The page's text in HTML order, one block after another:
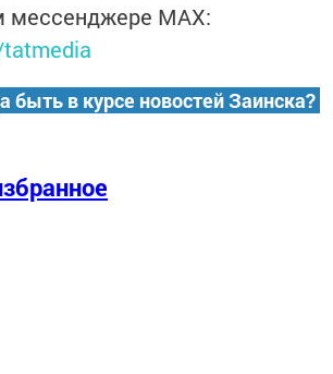
мессенджере MАХ:
быть в курсе новостей Заинска?